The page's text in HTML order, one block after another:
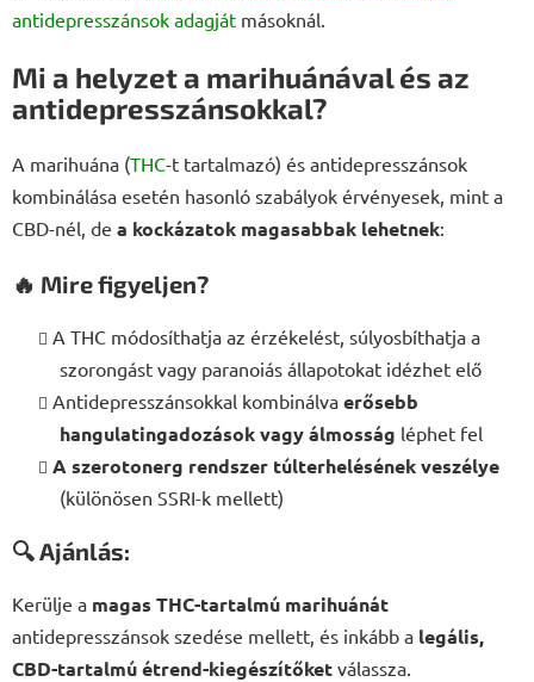
antidepresszánsok adagját másoknál.
Mi a helyzet a marihuánával és az
antidepresszánsokkal?
A marihuána (THC-t tartalmazó) és antidepresszánsok
kombinálása esetén hasonló szabályok érvényesek, mint a
CBD-nél, de a kockázatok magasabbak lehetnek:
🔥 Mire figyeljen?
A THC módosíthatja az érzékelést, súlyosbíthatja a
szorongást vagy paranoiás állapotokat idézhet elő
Antidepresszánsokkal kombinálva erősebb
hangulatingadozások vagy álmosság léphet fel
A szerotonerg rendszer túlterhelésének veszélye
(különösen SSRI-k mellett)
🔍 Ajánlás:
Kerülje a magas THC-tartalmú marihuánát
antidepresszánsok szedése mellett, és inkább a legális,
CBD-tartalmú étrend-kiegészítőket válassza.